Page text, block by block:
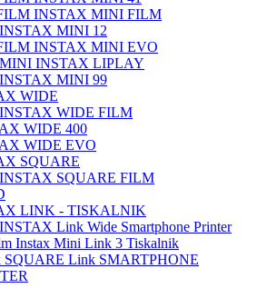
INSTAX MINI FILM
MINI 12
INSTAX MINI EVO
INSTAX LIPLAY
MINI 99
WIDE
WIDE FILM
WIDE 400
WIDE EVO
SQUARE
SQUARE FILM
LINK - TISKALNIK
Link Wide Smartphone Printer
Instax Mini Link 3 Tiskalnik
SQUARE Link SMARTPHONE